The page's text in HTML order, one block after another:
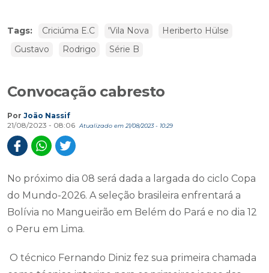
Tags: Criciúma E.C 'Vila Nova
Heriberto Hülse
Gustavo
Rodrigo Série B
Convocação cabresto
Por João Nassif
21/08/2023 - 08:06
Atualizado em 21/08/2023 - 10:29
No próximo dia 08 será dada a largada do ciclo Copa
do Mundo-2026. A seleção brasileira enfrentará a
Bolívia no Mangueirão em Belém do Pará e no dia 12
o Peru em Lima.
O técnico Fernando Diniz fez sua primeira chamada